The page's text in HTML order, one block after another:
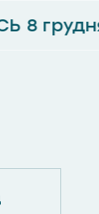
8 грудня